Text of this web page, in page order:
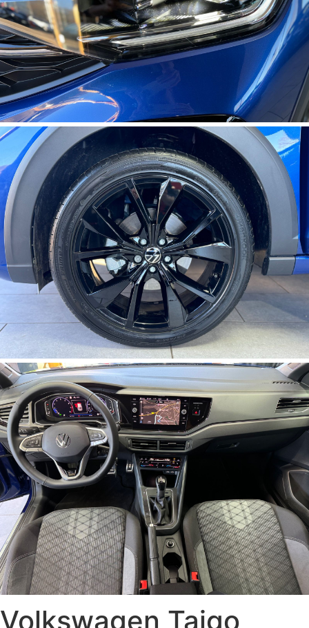
Volkswagen Taigo